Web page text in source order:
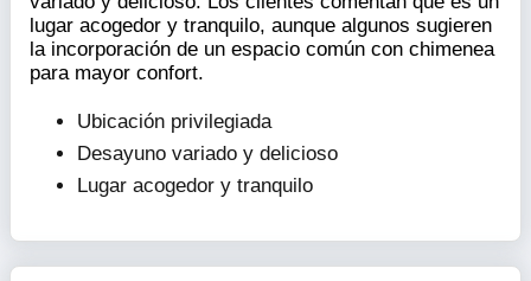
lugar acogedor y tranquilo, aunque algunos sugieren
la incorporación de un espacio común con chimenea
para mayor confort.
Ubicación privilegiada
Desayuno variado y delicioso
Lugar acogedor y tranquilo